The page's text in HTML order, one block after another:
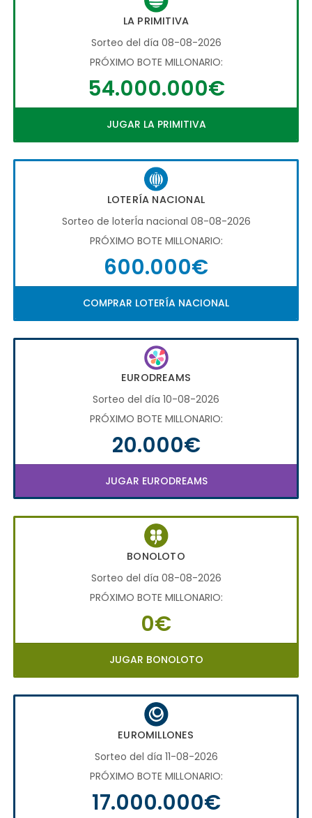
LA PRIMITIVA
Sorteo del día 08-08-2026
PRÓXIMO BOTE MILLONARIO:
54.000.000€
JUGAR LA PRIMITIVA
LOTERÍA NACIONAL
Sorteo de loterÍa nacional 08-08-2026
PRÓXIMO BOTE MILLONARIO:
600.000€
COMPRAR LOTERÍA NACIONAL
EURODREAMS
Sorteo del día 10-08-2026
PRÓXIMO BOTE MILLONARIO:
20.000€
JUGAR EURODREAMS
BONOLOTO
Sorteo del día 08-08-2026
PRÓXIMO BOTE MILLONARIO:
0€
JUGAR BONOLOTO
EUROMILLONES
Sorteo del día 11-08-2026
PRÓXIMO BOTE MILLONARIO:
17.000.000€